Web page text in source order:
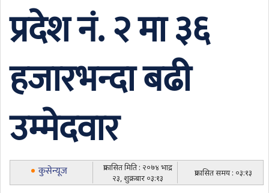
प्रदेश नं. २ मा ३६
हजारभन्दा बढी
उम्मेदवार
कुसेन्यूज
प्रकासित मिति : २०७४ भाद्र
२३, शुक्रबार ०३:१३
प्रकासित समय : ०३:१३